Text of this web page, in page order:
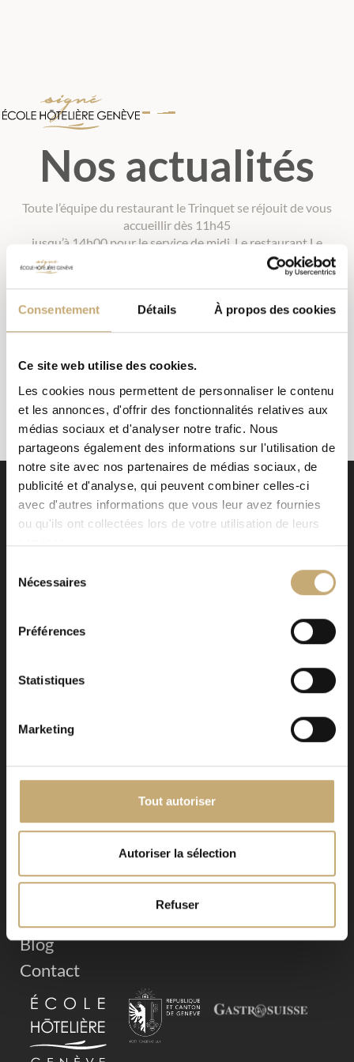
Consentement Détails À propos des cookies
Ce site web utilise des cookies.
Les cookies nous permettent de personnaliser le contenu
et les annonces, d'offrir des fonctionnalités relatives aux
médias sociaux et d'analyser notre trafic. Nous
partageons également des informations sur l'utilisation de
notre site avec nos partenaires de médias sociaux, de
publicité et d'analyse, qui peuvent combiner celles-ci
avec d'autres informations que vous leur avez fournies
ou qu'ils ont collectées lors de votre utilisation de leurs
services.
Nécessaires
Préférences
Statistiques
Marketing
Tout autoriser
Autoriser la sélection
Refuser
Nos actualités
Toute l’équipe du restaurant le Trinquet se réjouit de vous
accueillir dès 11h45
jusqu’à 14h00 pour le service de midi. Le restaurant Le
TOUT RESTAURANT À GENÈVE
Alternative:
Blog
Contact